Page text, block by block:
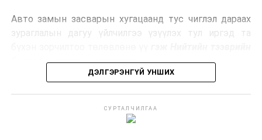
Ийнхүү лаг хатаах, шатаах технологийг лагийн
улсад өргөн ашиглаж байна.
Авто замын засварын хугацаанд тус чиглэл дараах
зураглалын дагуу үйлчилгээ үзүүлэх тул иргэд та
бодлогын газраас мэдээллээ.
ДЭЛГЭРЭНГҮЙ УНШИХ
СУРТАЛЧИЛГАА